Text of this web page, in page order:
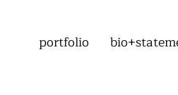
portfolio